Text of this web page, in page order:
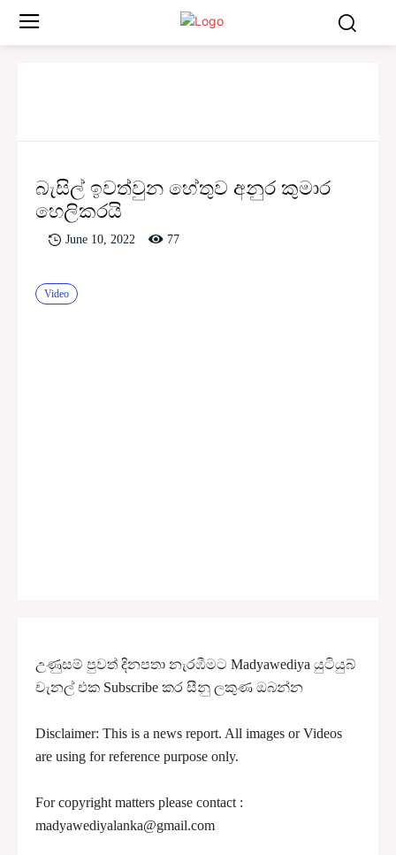
බැසිල් ඉවත්වුන හේතුව අනුර කුමාර
හෙලිකරයි
June 10, 2022 77
Video
උණුසම් පුවත් දිනපතා නැරඹීමට Madyawediya යුටියුබ්
චැනල් එක Subscribe කර සීනු ලකුණ ඔබන්න
Disclaimer: This is a news report. All images or Videos
are using for reference purpose only.
For copyright matters please contact :
madyawediyalanka@gmail.com